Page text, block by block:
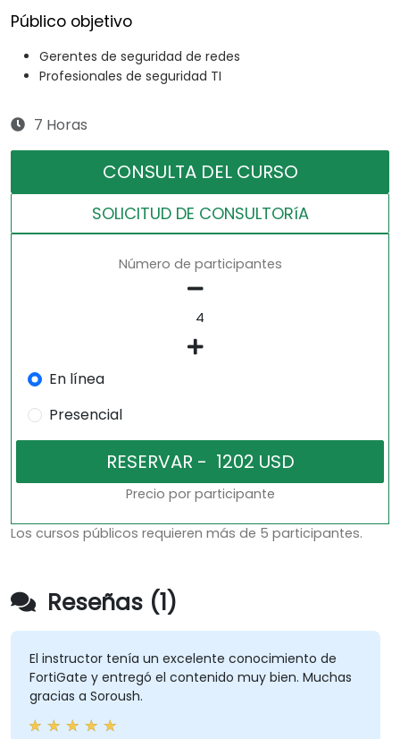
Público objetivo
Gerentes de seguridad de redes
Profesionales de seguridad TI
7 Horas
CONSULTA DEL CURSO
SOLICITUD DE CONSULTORíA
Número de participantes
En línea
Presencial
Precio por participante
Los cursos públicos requieren más de 5 participantes.
Reseñas (1)
El instructor tenía un excelente conocimiento de
FortiGate y entregó el contenido muy bien. Muchas
gracias a Soroush.